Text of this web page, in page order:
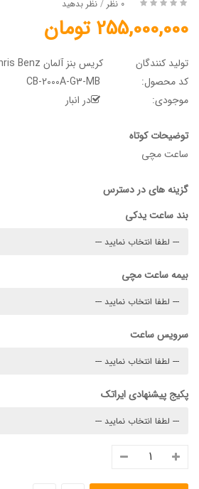
0 نظر / نظر بدهید
255,000,000 تومان
تولید کنندگان
کریس بنز آلمان Chris Benz
کد محصول:
موجودی:
در انبار
توضیحات کوتاه
ساعت مچی
گزینه های در دسترس
بند ساعت یدکی
بیمه ساعت مچی
سرویس ساعت
پکیج پیشنهادی ایراتک